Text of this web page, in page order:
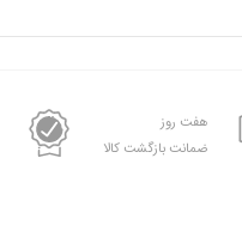
هفت روز
ضمانت بازگشت کالا